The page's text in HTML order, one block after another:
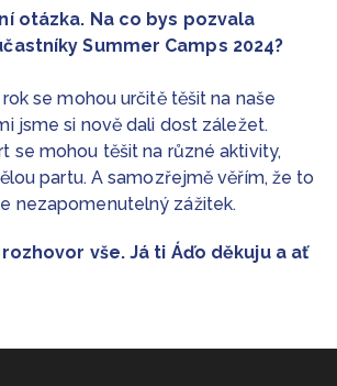
otázka. Na co bys pozvala
Summer Camps 2024?
se mohou určitě těšit na naše
jsme si nově dali dost záležet.
se mohou těšit na různé aktivity,
partu. A samozřejmě věřím, že to
nezapomenutelný zážitek.
vše. Já ti Áďo děkuju a ať